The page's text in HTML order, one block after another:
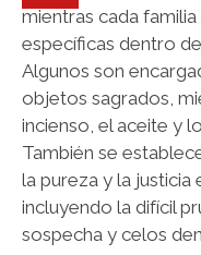
mientras cada
específicas dentro
Algunos son
objetos sagrados,
incienso, el aceite y
También se
la pureza y la
incluyendo la difícil
sospecha y celos